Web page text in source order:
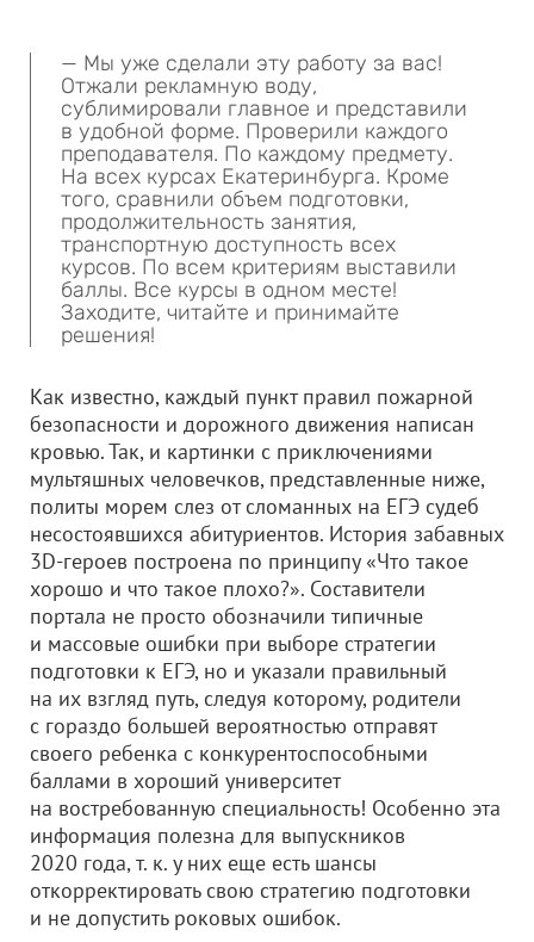
— Мы уже сделали эту работу за вас!
Отжали рекламную воду,
сублимировали главное и представили
в удобной форме. Проверили каждого
преподавателя. По каждому предмету.
На всех курсах Екатеринбурга. Кроме
того, сравнили объем подготовки,
продолжительность занятия,
транспортную доступность всех
курсов. По всем критериям выставили
баллы. Все курсы в одном месте!
Заходите, читайте и принимайте
решения!
Как известно, каждый пункт правил пожарной
безопасности и дорожного движения написан
кровью. Так, и картинки с приключениями
мультяшных человечков, представленные ниже,
политы морем слез от сломанных на ЕГЭ судеб
несостоявшихся абитуриентов. История забавных
3D-героев построена по принципу «Что такое
хорошо и что такое плохо?». Составители
портала не просто обозначили типичные
и массовые ошибки при выборе стратегии
подготовки к ЕГЭ, но и указали правильный
на их взгляд путь, следуя которому, родители
с гораздо большей вероятностью отправят
своего ребенка с конкурентоспособными
баллами в хороший университет
на востребованную специальность! Особенно эта
информация полезна для выпускников
2020 года, т. к. у них еще есть шансы
откорректировать свою стратегию подготовки
и не допустить роковых ошибок.